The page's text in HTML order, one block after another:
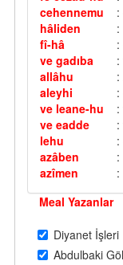
cehennemu
:
hâliden
:
fî-hâ
:
ve gadıba
allâhu
:
aleyhi
:
ve leane-hu
:
ve eadde
:
lehu
:
azâben
:
azîmen
:
Meal Yazanlar
Diyanet İşleri
Abdulbaki